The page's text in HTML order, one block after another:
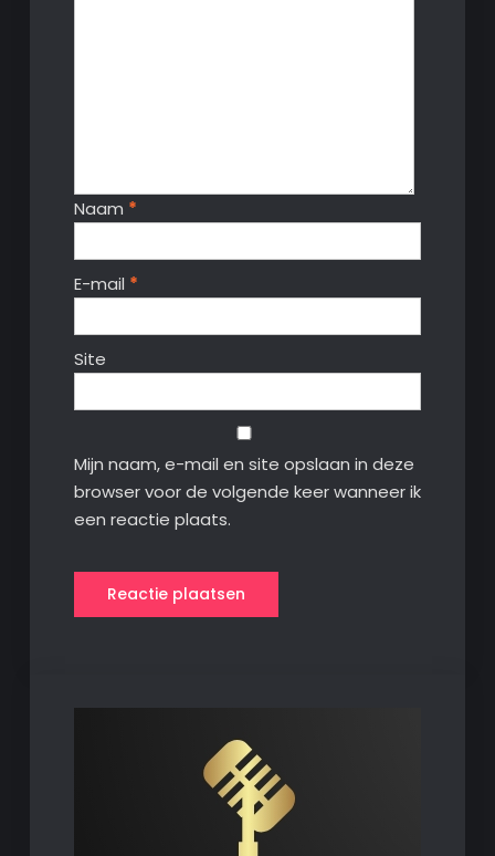
Naam *
E-mail *
Site
Mijn naam, e-mail en site opslaan in deze
browser voor de volgende keer wanneer ik
een reactie plaats.